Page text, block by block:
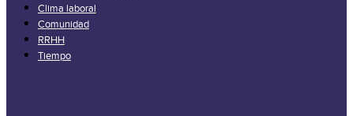
Clima laboral
Comunidad
RRHH
Tiempo